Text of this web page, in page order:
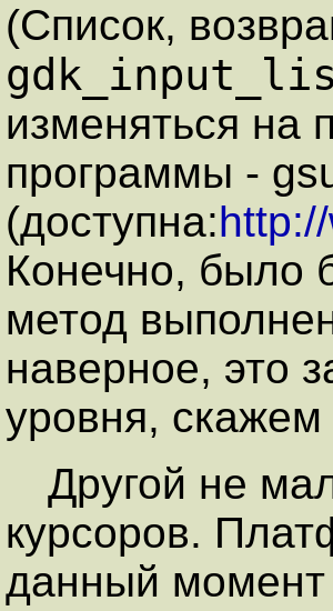
(Список,
изменяться на
программы -
(доступна:
Конечно, было
метод
наверное, это
уровня,
Другой не
курсоров.
данный момент